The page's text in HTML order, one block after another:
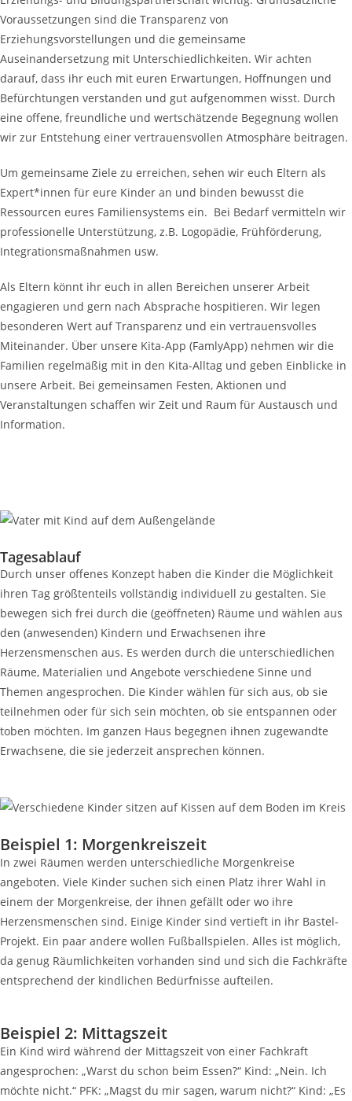
Voraussetzungen sind die Transparenz von
Erziehungsvorstellungen und die gemeinsame
Auseinandersetzung mit Unterschiedlichkeiten. Wir achten
darauf, dass ihr euch mit euren Erwartungen, Hoffnungen und
Befürchtungen verstanden und gut aufgenommen wisst. Durch
eine offene, freundliche und wertschätzende Begegnung wollen
wir zur Entstehung einer vertrauensvollen Atmosphäre beitragen.
Um gemeinsame Ziele zu erreichen, sehen wir euch Eltern als
Expert*innen für eure Kinder an und binden bewusst die
Ressourcen eures Familiensystems ein. Bei Bedarf vermitteln wir
professionelle Unterstützung, z.B. Logopädie, Frühförderung,
Integrationsmaßnahmen usw.
Als Eltern könnt ihr euch in allen Bereichen unserer Arbeit
engagieren und gern nach Absprache hospitieren. Wir legen
besonderen Wert auf Transparenz und ein vertrauensvolles
Miteinander. Über unsere Kita-App (FamlyApp) nehmen wir die
Familien regelmäßig mit in den Kita-Alltag und geben Einblicke in
unsere Arbeit. Bei gemeinsamen Festen, Aktionen und
Veranstaltungen schaffen wir Zeit und Raum für Austausch und
Information.
Tagesablauf
Durch unser offenes Konzept haben die Kinder die Möglichkeit
ihren Tag größtenteils vollständig individuell zu gestalten. Sie
bewegen sich frei durch die (geöffneten) Räume und wählen aus
den (anwesenden) Kindern und Erwachsenen ihre
Herzensmenschen aus. Es werden durch die unterschiedlichen
Räume, Materialien und Angebote verschiedene Sinne und
Themen angesprochen. Die Kinder wählen für sich aus, ob sie
teilnehmen oder für sich sein möchten, ob sie entspannen oder
toben möchten. Im ganzen Haus begegnen ihnen zugewandte
Erwachsene, die sie jederzeit ansprechen können.
Beispiel 1: Morgenkreiszeit
In zwei Räumen werden unterschiedliche Morgenkreise
angeboten. Viele Kinder suchen sich einen Platz ihrer Wahl in
einem der Morgenkreise, der ihnen gefällt oder wo ihre
Herzensmenschen sind. Einige Kinder sind vertieft in ihr Bastel-
Projekt. Ein paar andere wollen Fußballspielen. Alles ist möglich,
da genug Räumlichkeiten vorhanden sind und sich die Fachkräfte
entsprechend der kindlichen Bedürfnisse aufteilen.
Beispiel 2: Mittagszeit
Ein Kind wird während der Mittagszeit von einer Fachkraft
angesprochen: „Warst du schon beim Essen?“ Kind: „Nein. Ich
möchte nicht.“ PFK: „Magst du mir sagen, warum nicht?“ Kind: „Es